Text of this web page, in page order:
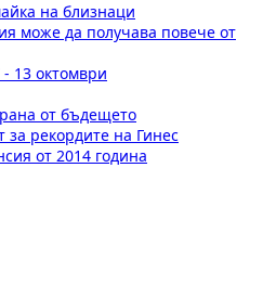
на близнаци
може да получава повече от
13 октомври
от бъдещето
за рекордите на Гинес
от 2014 година